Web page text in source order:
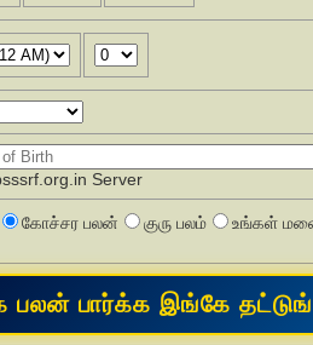
Server
கோச்சர பலன் குரு பலம் உங்கள்